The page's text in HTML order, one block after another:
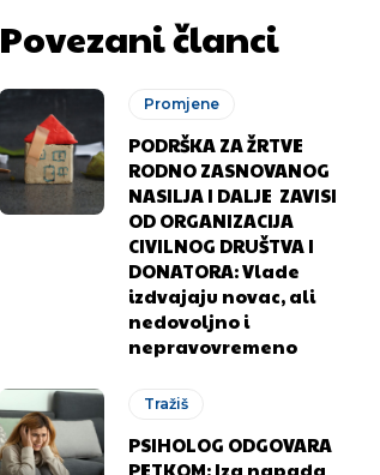
Povezani članci
Promjene
PODRŠKA ZA ŽRTVE
RODNO ZASNOVANOG
NASILJA I DALJE ZAVISI
OD ORGANIZACIJA
CIVILNOG DRUŠTVA I
DONATORA: Vlade
izdvajaju novac, ali
nedovoljno i
nepravovremeno
Tražiš
PSIHOLOG ODGOVARA
PETKOM: Iza napada